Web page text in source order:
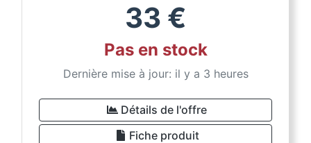
33 €
Pas en stock
Dernière mise à jour: il y a 3 heures
Détails de l'offre
Fiche produit